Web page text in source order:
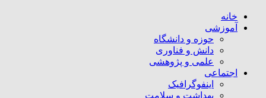
خانه
آموزشی
حوزه و دانشگاه
دانش و فناوری
علمی و پژوهشی
اجتماعی
اینفوگرافیک
بهداشت و سلامت